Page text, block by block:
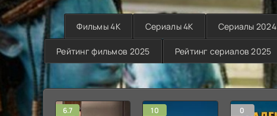
Фильмы 4K Сериалы 4K Сериалы 2024
Рейтинг фильмов 2025 Рейтинг сериалов 2025
6.7 10 0